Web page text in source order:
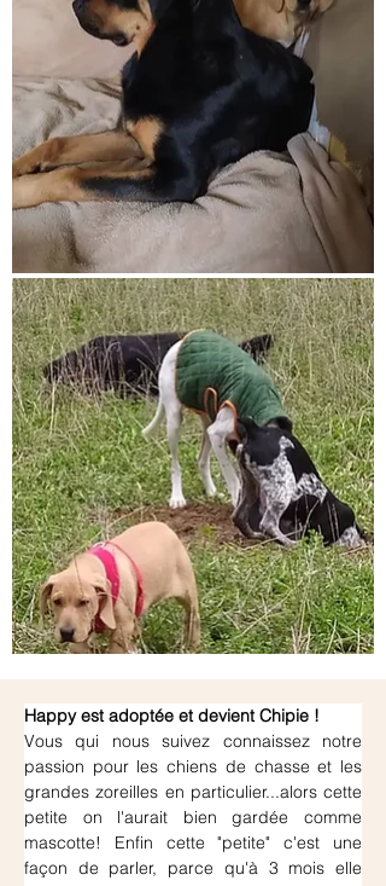
Happy est adoptée et devient Chipie !
Vous qui nous suivez connaissez notre
passion pour les chiens de chasse et les
grandes zoreilles en particulier...alors cette
petite on l'aurait bien gardée comme
mascotte! Enfin cette "petite" c'est une
façon de parler, parce qu'à 3 mois elle